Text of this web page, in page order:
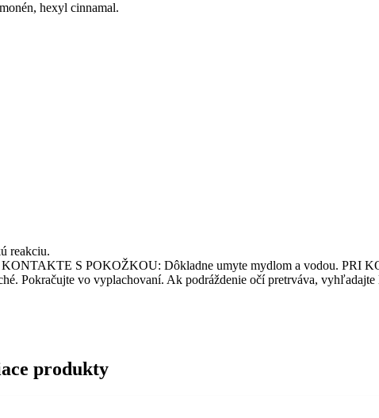
hexyl cinnamal.
reakciu.
KONTAKTE S POKOŽKOU: Dôkladne umyte mydlom a vodou.
Pokračujte vo vyplachovaní. Ak podráždenie očí pretrváva, vyhľadajte
produkty